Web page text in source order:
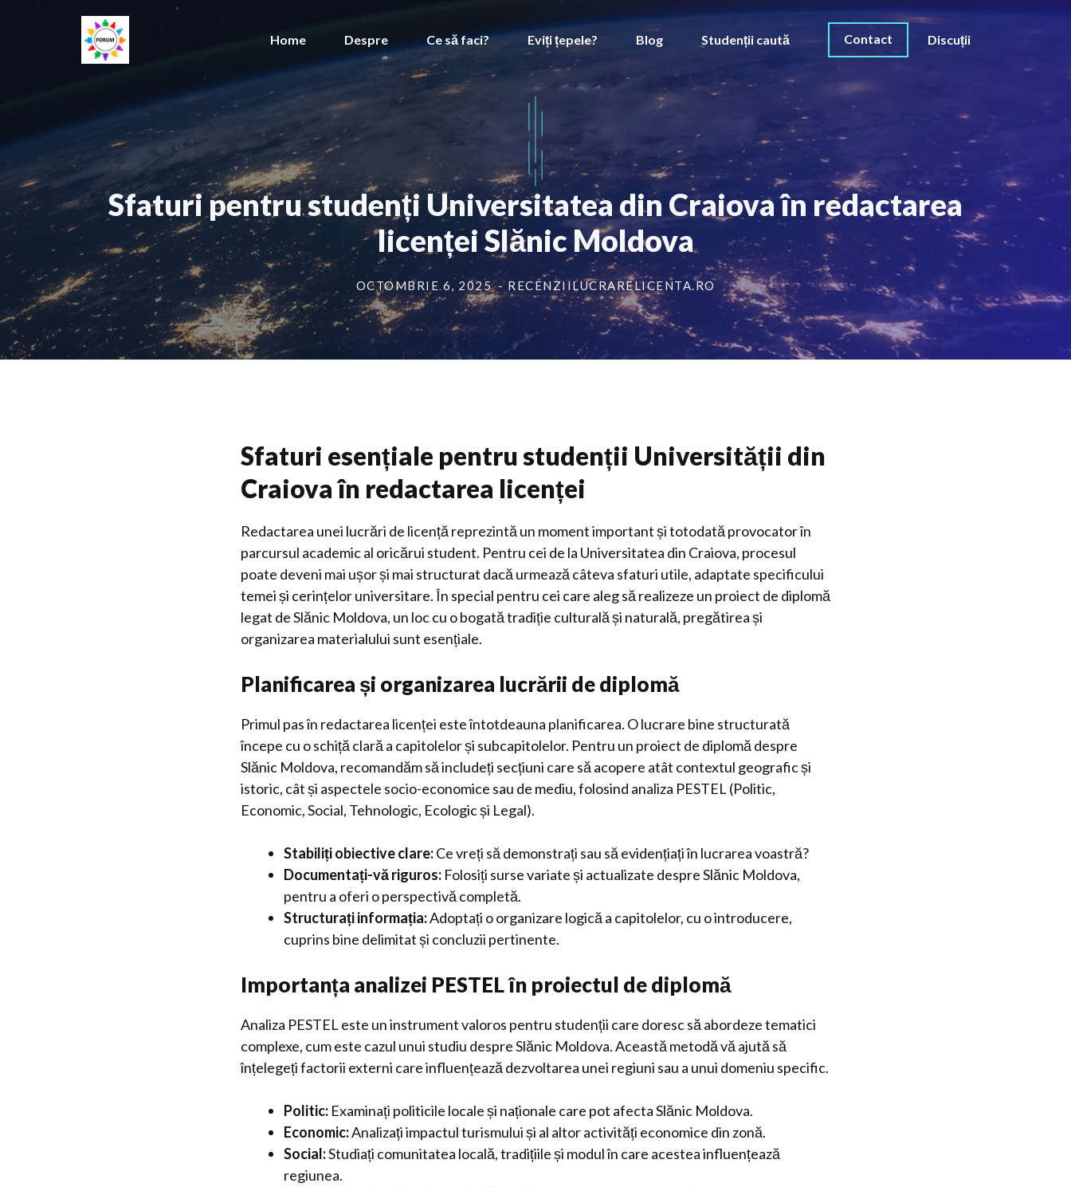
Home Despre Ce să faci? Eviți țepele? Blog Studenții caută Contact Discuții
Sfaturi pentru studenți Universitatea din Craiova în redactarea
licenței Slănic Moldova
OCTOMBRIE 6, 2025 - RECENZIILUCRARELICENTA.RO
Sfaturi esențiale pentru studenții Universității din
Craiova în redactarea licenței
Redactarea unei lucrări de licență reprezintă un moment important și totodată provocator în
parcursul academic al oricărui student. Pentru cei de la Universitatea din Craiova, procesul
poate deveni mai ușor și mai structurat dacă urmează câteva sfaturi utile, adaptate specificului
temei și cerințelor universitare. În special pentru cei care aleg să realizeze un proiect de diplomă
legat de Slănic Moldova, un loc cu o bogată tradiție culturală și naturală, pregătirea și
organizarea materialului sunt esențiale.
Planificarea și organizarea lucrării de diplomă
Primul pas în redactarea licenței este întotdeauna planificarea. O lucrare bine structurată
începe cu o schiță clară a capitolelor și subcapitolelor. Pentru un proiect de diplomă despre
Slănic Moldova, recomandăm să includeți secțiuni care să acopere atât contextul geografic și
istoric, cât și aspectele socio-economice sau de mediu, folosind analiza PESTEL (Politic,
Economic, Social, Tehnologic, Ecologic și Legal).
Stabiliți obiective clare:Ce vreți să demonstrați sau să evidențiați în lucrarea voastră?
Documentați-vă riguros: Folosiți surse variate și actualizate despre Slănic Moldova,
pentru a oferi o perspectivă completă.
Structurați informația:Adoptați o organizare logică a capitolelor, cu o introducere,
cuprins bine delimitat și concluzii pertinente.
Importanța analizei PESTEL în proiectul de diplomă
Analiza PESTEL este un instrument valoros pentru studenții care doresc să abordeze tematici
complexe, cum este cazul unui studiu despre Slănic Moldova. Această metodă vă ajută să
înțelegeți factorii externi care influențează dezvoltarea unei regiuni sau a unui domeniu specific.
Politic: Examinați politicile locale și naționale care pot afecta Slănic Moldova.
Economic:Analizați impactul turismului și al altor activități economice din zonă.
Social:Studiați comunitatea locală, tradițiile și modul în care acestea influențează
regiunea.